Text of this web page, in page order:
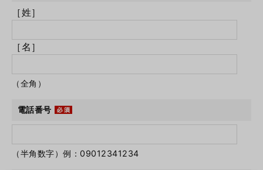
［姓］
［名］
（全角）
電話番号
（半角数字）例：09012341234